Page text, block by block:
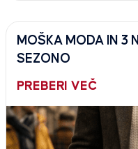
MOŠKA MODA IN 3
SEZONO
PREBERI VEČ